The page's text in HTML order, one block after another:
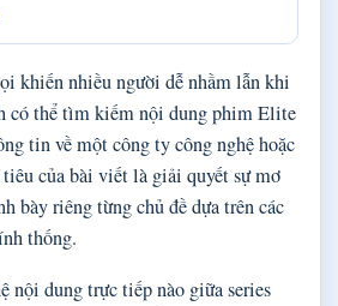
khiến nhiều người dễ nhầm lẫn khi
có thể tìm kiếm nội dung phim Elite
tin về một công ty công nghệ hoặc
của bài viết là giải quyết sự mơ
bày riêng từng chủ đề dựa trên các
thống.
nội dung trực tiếp nào giữa series